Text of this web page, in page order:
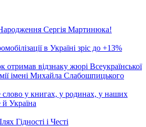
Сергія Мартинюка!
в Україні зріс до +13%
відзнаку жюрі Всеукраїнської
імені Михайла Слабошпицького
у книгах, у родинах, у наших
Україна
Гідності і Честі